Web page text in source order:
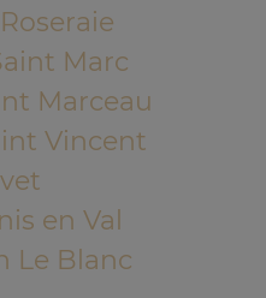
Marc
Marceau
Vincent
en Val
Le Blanc